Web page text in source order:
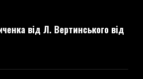
від Л. Вертинського від